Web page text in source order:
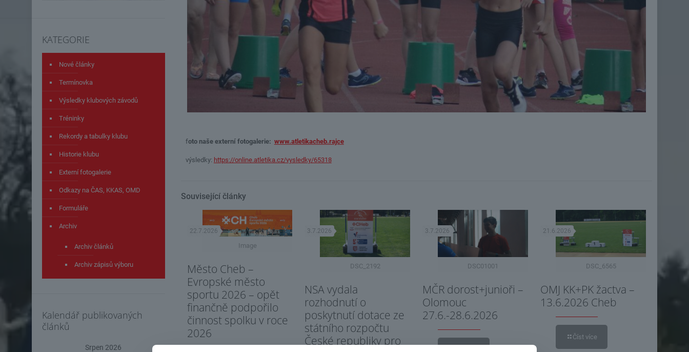
foto naše externí fotogalerie: www.atletikacheb.rajce
výsledky: https://online.atletika.cz/vysledky/65318
Související články
Image
22.7.2026
Město Cheb –
Evropské město
sportu 2026 – opět
finančně podpořilo
činnost spolku v roce
2026
DSC_2192
3.7.2026
NSA vydala
rozhodnutí o
poskytnutí dotace ze
státního rozpočtu
České republiky pro
DSC01001
3.7.2026
MČR dorost+junioři –
Olomouc
27.6.-28.6.2026
DSC_6565
21.6.2026
OMJ KK+PK žactva –
13.6.2026 Cheb
Číst více
KATEGORIE
Nové články
Termínovka
Výsledky klubových závodů
Tréninky
Rekordy a tabulky klubu
Historie klubu
Externí fotogalerie
Odkazy na ČAS, KKAS, OMD
Formuláře
Archiv
Archiv článků
Archiv zápisů výboru
Kalendář publikovaných
článků
Srpen 2026